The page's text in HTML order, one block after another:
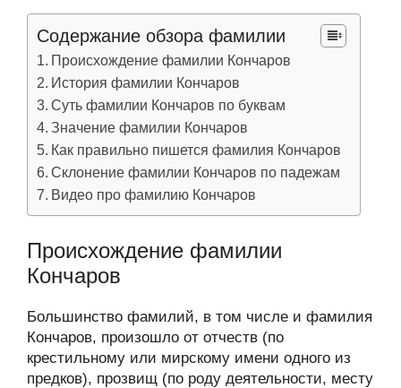
Содержание обзора фамилии
Происхождение фамилии Кончаров
История фамилии Кончаров
Суть фамилии Кончаров по буквам
Значение фамилии Кончаров
Как правильно пишется фамилия Кончаров
Склонение фамилии Кончаров по падежам
Видео про фамилию Кончаров
Происхождение фамилии
Кончаров
Большинство фамилий, в том числе и фамилия
Кончаров, произошло от отчеств (по
крестильному или мирскому имени одного из
предков), прозвищ (по роду деятельности, месту